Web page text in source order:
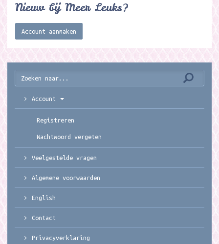
Nieuw bij Meer Leuks?
Account aanmaken
Account
Registreren
Wachtwoord vergeten
Veelgestelde vragen
Algemene voorwaarden
English
Contact
Privacyverklaring